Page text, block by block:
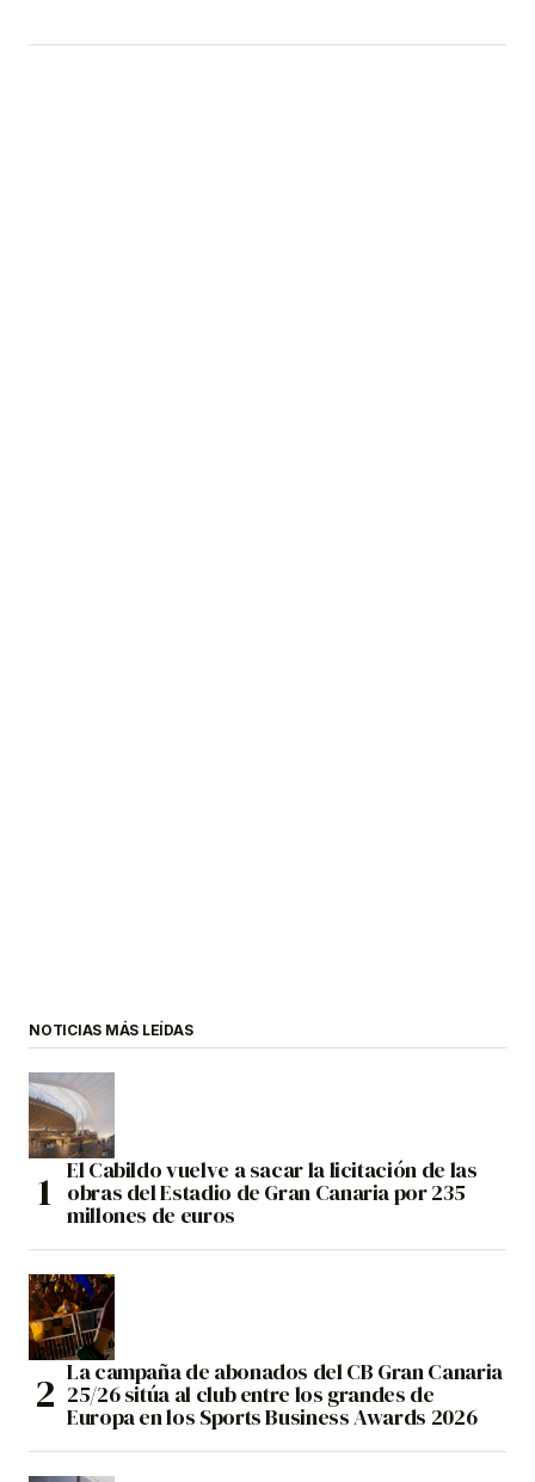
NOTICIAS MÁS LEÍDAS
El Cabildo vuelve a sacar la licitación de las
obras del Estadio de Gran Canaria por 235
millones de euros
La campaña de abonados del CB Gran Canaria
25/26 sitúa al club entre los grandes de
Europa en los Sports Business Awards 2026